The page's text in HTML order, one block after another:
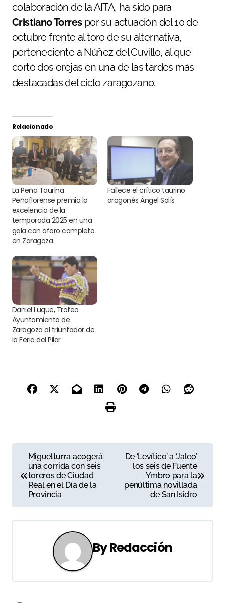
colaboración de la AITA, ha sido para
Cristiano Torrespor su actuación del 10 de
octubre frente al toro de su alternativa,
perteneciente a Núñez del Cuvillo, al que
cortó dos orejas en una de las tardes más
destacadas del ciclo zaragozano.
Relacionado
La Peña Taurina
Peñaflorense premia la
excelencia de la
temporada 2025 en una
gala con aforo completo
en Zaragoza
Fallece el crítico taurino
aragonés Ángel Solís
Daniel Luque, Trofeo
Ayuntamiento de
Zaragoza al triunfador de
la Feria del Pilar
a
e
c
Miguelturra acogerá
una corrida con seis
toreros de Ciudad
Real en el Día de la
Provincia
De ‘Levítico’ a ‘Jaleo’
los seis de Fuente
Ymbro para la
penúltima novillada
de San Isidro
ByRedacción